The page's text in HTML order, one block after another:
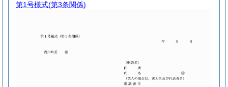
第1号様式(第3条関係)